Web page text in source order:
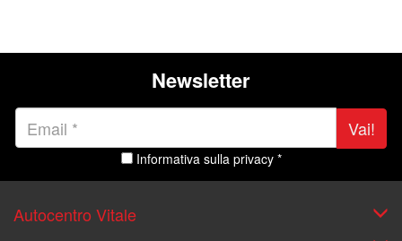
Newsletter
Vai!
Informativa sulla privacy *
Autocentro Vitale